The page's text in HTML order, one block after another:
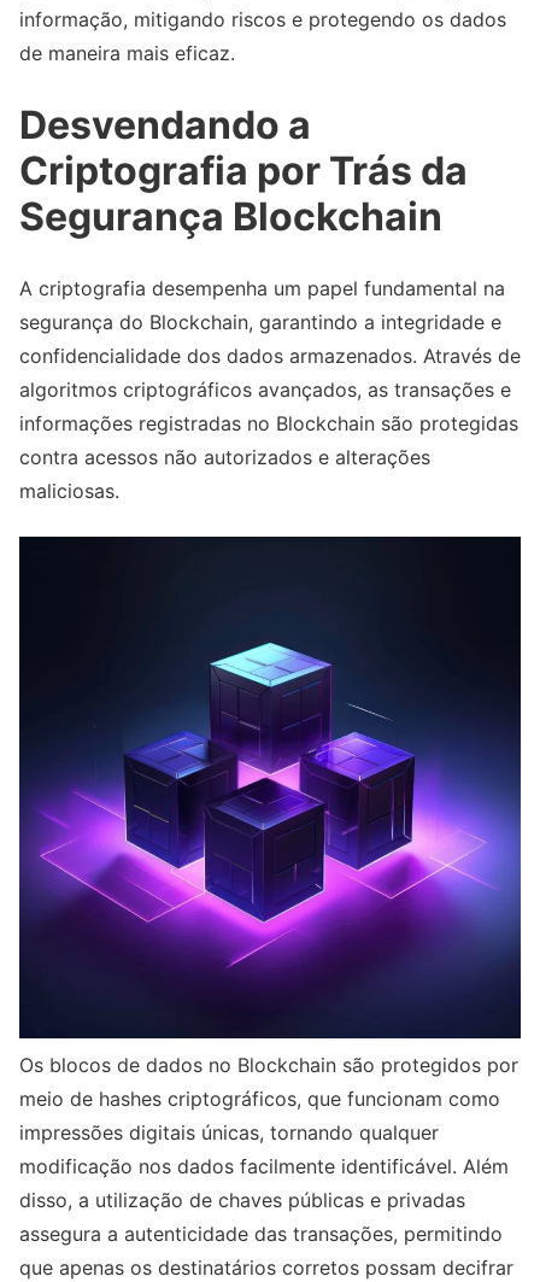
informação, mitigando riscos e protegendo os dados
de maneira mais eficaz.
Desvendando a
Criptografia por Trás da
Segurança Blockchain
A criptografia desempenha um papel fundamental na
segurança do Blockchain, garantindo a integridade e
confidencialidade dos dados armazenados. Através de
algoritmos criptográficos avançados, as transações e
informações registradas no Blockchain são protegidas
contra acessos não autorizados e alterações
maliciosas.
Os blocos de dados no Blockchain são protegidos por
meio de hashes criptográficos, que funcionam como
impressões digitais únicas, tornando qualquer
modificação nos dados facilmente identificável. Além
disso, a utilização de chaves públicas e privadas
assegura a autenticidade das transações, permitindo
que apenas os destinatários corretos possam decifrar